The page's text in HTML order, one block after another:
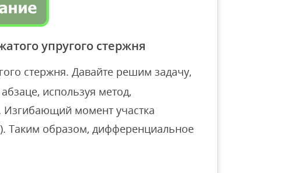
упругого стержня
стержня. Давайте решим задачу,
используя метод,
момент участка
Таким образом, дифференциальное